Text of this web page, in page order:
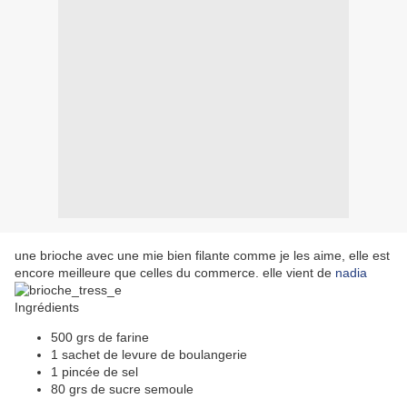
une brioche avec une mie bien filante comme je les aime, elle est
encore meilleure que celles du commerce. elle vient de nadia
Ingrédients
500 grs de farine
1 sachet de levure de boulangerie
1 pincée de sel
80 grs de sucre semoule